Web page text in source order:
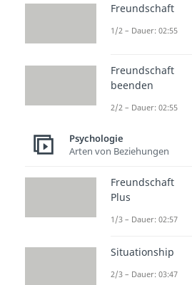
Freundschaft
1/2 – Dauer: 02:55
Freundschaft
beenden
2/2 – Dauer: 02:55
Psychologie
Arten von Beziehungen
Freundschaft
Plus
1/3 – Dauer: 02:57
Situationship
2/3 – Dauer: 03:47